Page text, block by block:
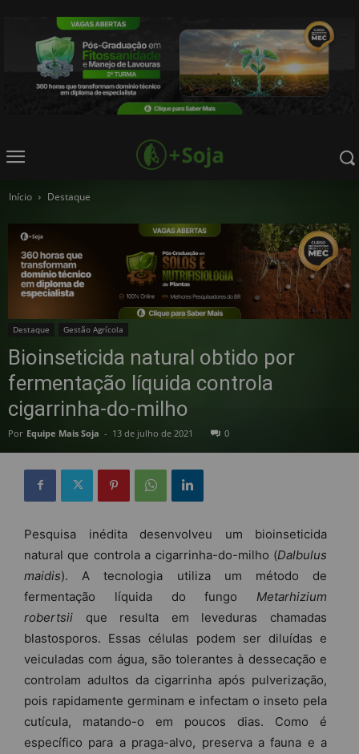
Início Destaque
Destaque Gestão Agrícola
Bioinseticida natural obtido por
fermentação líquida controla
cigarrinha-do-milho
Por Equipe Mais Soja - 13 de julho de 2021 0
Pesquisa inédita desenvolveu um bioinseticida
natural que controla a cigarrinha-do-milho (Dalbulus
maidis). A tecnologia utiliza um método de
fermentação líquida do fungo Metarhizium
robertsii que resulta em leveduras chamadas
blastosporos. Essas células podem ser diluídas e
veiculadas com água, são tolerantes à dessecação e
controlam adultos da cigarrinha após pulverização,
pois rapidamente germinam e infectam o inseto pela
cutícula, matando-o em poucos dias. Como é
específico para a praga-alvo, preserva a fauna e a